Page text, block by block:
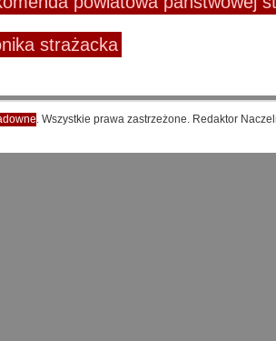
strażacka
. Wszystkie prawa zastrzeżone. Redaktor